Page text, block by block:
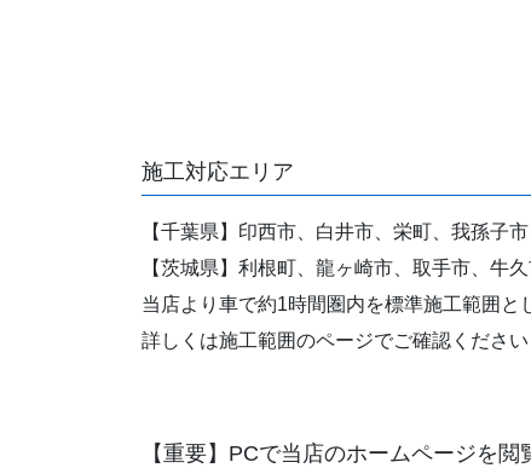
施工対応エリア
【千葉県】印西市、白井市、栄町、我孫子
【茨城県】利根町、龍ヶ崎市、取手市、牛
当店より車で約1時間圏内を標準施工範囲と
詳しくは施工範囲のページでご確認ください
【重要】PCで当店のホームページを